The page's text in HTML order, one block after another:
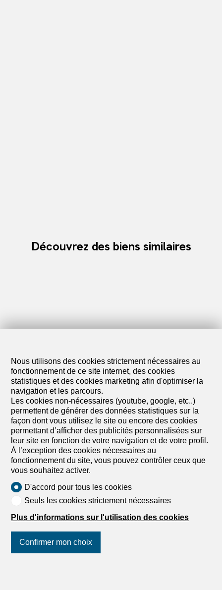
Découvrez des biens similaires
Nous utilisons des cookies strictement nécessaires au
fonctionnement de ce site internet, des cookies
statistiques et des cookies marketing afin d'optimiser la
navigation et les parcours.
Les cookies non-nécessaires (youtube, google, etc..)
permettent de générer des données statistiques sur la
façon dont vous utilisez le site ou encore des cookies
permettant d’afficher des publicités personnalisées sur
leur site en fonction de votre navigation et de votre profil.
À l’exception des cookies nécessaires au
fonctionnement du site, vous pouvez contrôler ceux que
vous souhaitez activer.
D'accord pour tous les cookies
Seuls les cookies strictement nécessaires
Plus d'informations sur l'utilisation des cookies
Confirmer mon choix